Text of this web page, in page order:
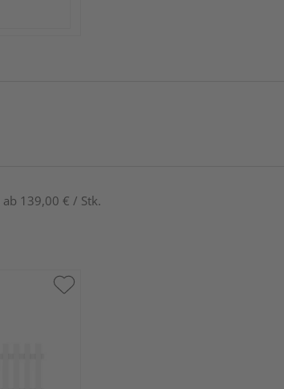
ab 139,00 € / Stk.